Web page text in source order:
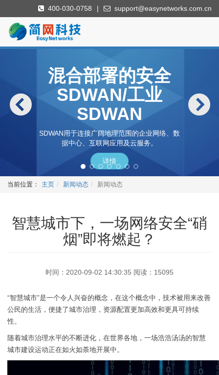
400-030-0758 | support@easynetworks.com.cn
混合部署的安全
SDWAN/工业
SDWAN
SDWAN用于连接广阔地理范围的企业网络、数
据中心、互联网应用及云服务。
详情
APPway下一代防火墙是当今企业网络的安全
核心，实现优化性能、提供安全性和确保可靠
性的一个必不可少的工具。
控防御系统
(IPS/IDS)
情况，及时的中断、调整或隔离一些具有破坏
详情
APPCloudsec虚拟形式下一代防火墙，为公有
云和私有云提供网络安全解决方案。
4G5G无线接入网关可以使用4G和5G的链路来
访问internet或者作为vpn连入企业内网，自动
实现户外设备、无人值守，物联网，或者小型
详情
DNS过滤器通过对DNS请求处理，实现禁止和
允许访问某些域名，发现木马攻击，设置蜜
罐。
（病毒监测系统）
专注于恶意代码威胁综合防御、监控的硬件级
详情
当前位置： 主页 新闻动态 新闻动态
智慧城市下，一场网络安全“硝
烟”即将燃起？
时间：2020-09-02 14:30:35 阅读：15095
“智慧城市”是一个令人兴奋的概念，在这个概念中，技术被用来改善
公民的生活，便捷了城市治理，资源配置更加高效和更具可持续
性。
随着城市治理水平的不断进化，在世界各地，一场浩浩汤汤的智慧
城市建设运动正在如火如荼地开展中。